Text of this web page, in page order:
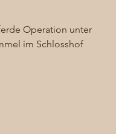
Operation unter
im Schlosshof